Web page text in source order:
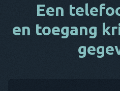
Een
en toegang